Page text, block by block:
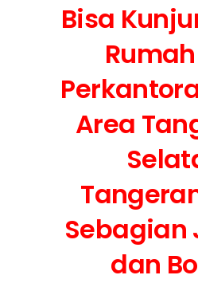
Bisa
Area
Sebagian
dan